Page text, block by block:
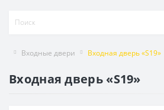
Входные двери Входная дверь «S19»
Входная дверь «S19»